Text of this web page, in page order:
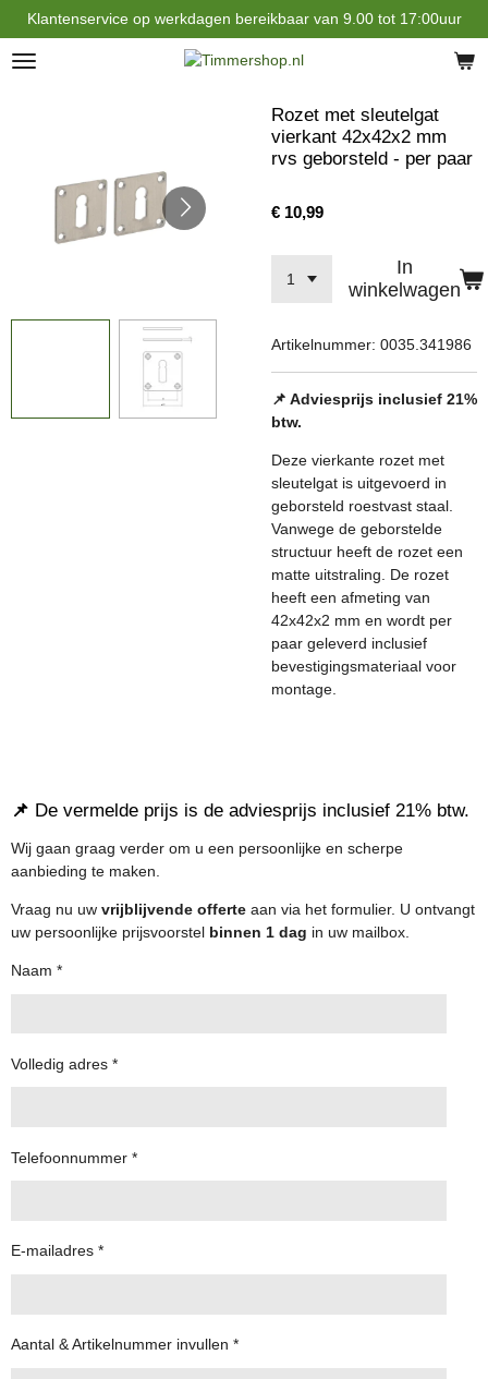
Ga
direct
naar
Klantenservice op werkdagen bereikbaar van 9.00 tot 17:00uur
Rozet met sleutelgat
vierkant 42x42x2 mm
rvs geborsteld - per paar
€ 10,99
In
winkelwagen
Artikelnummer: 0035.341986
📌 Adviesprijs inclusief 21%
btw.
Deze vierkante rozet met
sleutelgat is uitgevoerd in
geborsteld roestvast staal.
Vanwege de geborstelde
structuur heeft de rozet een
matte uitstraling. De rozet
heeft een afmeting van
42x42x2 mm en wordt per
paar geleverd inclusief
bevestigingsmateriaal voor
montage.
📌 De vermelde prijs is de adviesprijs inclusief 21% btw.
Wij gaan graag verder om u een persoonlijke en scherpe
aanbieding te maken.
Vraag nu uw vrijblijvende offerte aan via het formulier. U ontvangt
uw persoonlijke prijsvoorstel binnen 1 dag in uw mailbox.
Naam *
Volledig adres *
Telefoonnummer *
E-mailadres *
Aantal & Artikelnummer invullen *